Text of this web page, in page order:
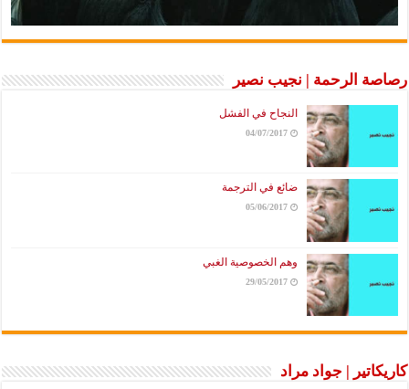
رصاصة الرحمة | نجيب نصير
النجاح في الفشل
04/07/2017
ضائع في الترجمة
05/06/2017
وهم الخصوصية الغبي
29/05/2017
كاريكاتير | جواد مراد